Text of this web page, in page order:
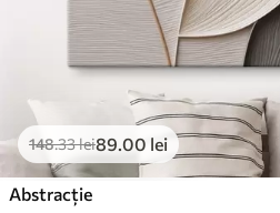
148.33lei89.00 lei
Abstracție